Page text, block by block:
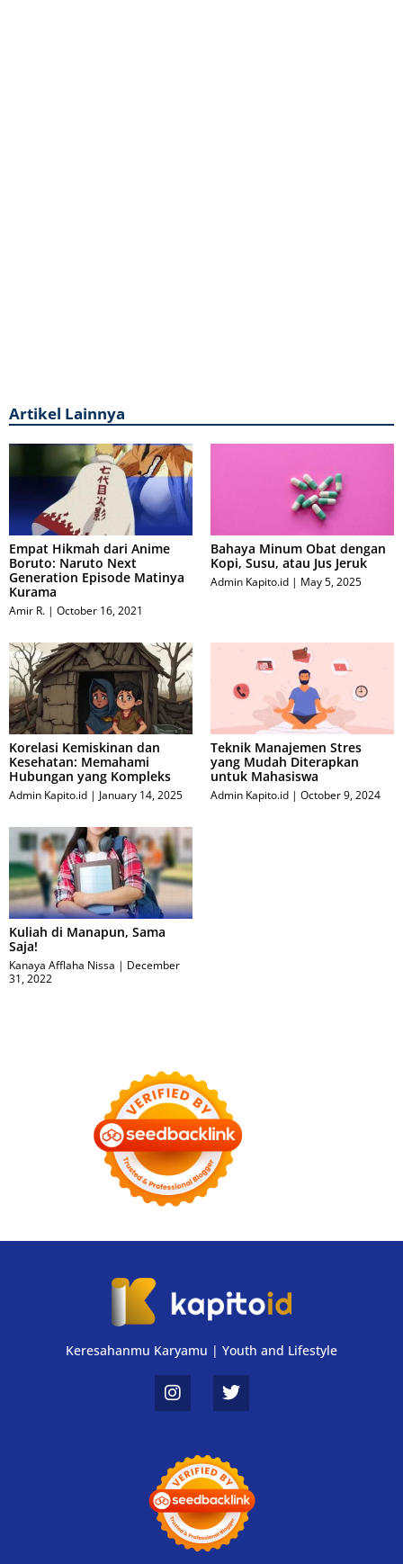
Artikel Lainnya
Empat Hikmah dari Anime
Boruto: Naruto Next
Generation Episode Matinya
Kurama
Amir R. October 16, 2021
Bahaya Minum Obat dengan
Kopi, Susu, atau Jus Jeruk
Admin Kapito.id May 5, 2025
Korelasi Kemiskinan dan
Kesehatan: Memahami
Hubungan yang Kompleks
Admin Kapito.id January 14, 2025
Teknik Manajemen Stres
yang Mudah Diterapkan
untuk Mahasiswa
Admin Kapito.id October 9, 2024
Kuliah di Manapun, Sama
Saja!
Kanaya Afflaha Nissa
December
31, 2022
Keresahanmu Karyamu | Youth and Lifestyle